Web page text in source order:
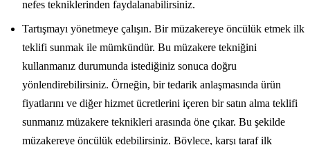
nefes tekniklerinden faydalanabilirsiniz.
Tartışmayı yönetmeye çalışın. Bir müzakereye öncülük etmek ilk
teklifi sunmak ile mümkündür. Bu müzakere tekniğini
kullanmanız durumunda istediğiniz sonuca doğru
yönlendirebilirsiniz. Örneğin, bir tedarik anlaşmasında ürün
fiyatlarını ve diğer hizmet ücretlerini içeren bir satın alma teklifi
sunmanız müzakere teknikleri arasında öne çıkar. Bu şekilde
müzakereye öncülük edebilirsiniz. Böylece, karşı taraf ilk